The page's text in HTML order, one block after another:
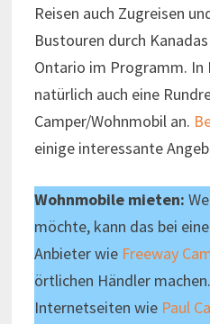
Reisen auch Zugreisen
Bustouren durch
Ontario im Programm. In
natürlich auch eine
Camper/Wohnmobil an.
einige interessante
Wohnmobile mieten:
möchte, kann das bei
Anbieter wie Freeway
örtlichen Händler
Internetseiten wie Paul